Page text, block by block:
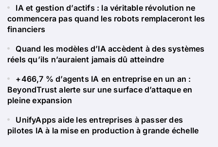
IA et gestion d’actifs : la véritable révolution ne
commencera pas quand les robots remplaceront les
financiers
Quand les modèles d’IA accèdent à des systèmes
réels qu’ils n’auraient jamais dû atteindre
+466,7 % d’agents IA en entreprise en un an :
BeyondTrust alerte sur une surface d’attaque en
pleine expansion
UnifyApps aide les entreprises à passer des
pilotes IA à la mise en production à grande échelle